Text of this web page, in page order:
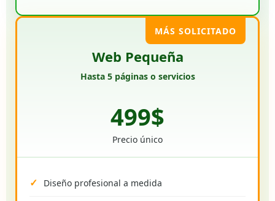
MÁS SOLICITADO
Web Pequeña
Hasta 5 páginas o servicios
499$
Precio único
Diseño profesional a medida